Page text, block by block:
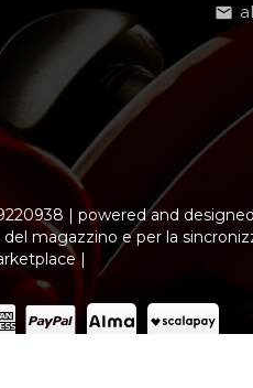
| powered and
magazzino e per la
|